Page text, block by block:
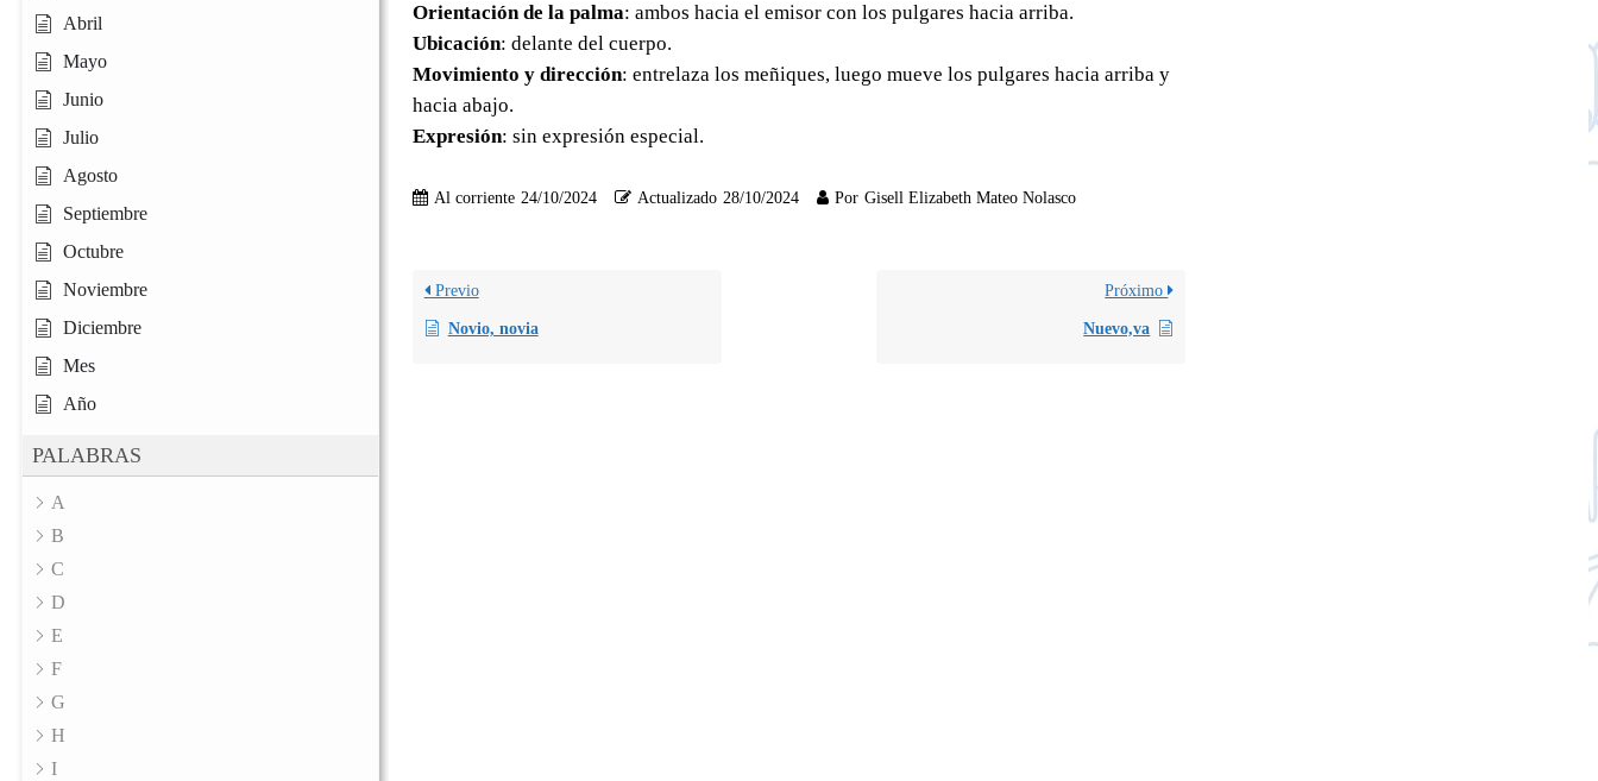
Abril
Mayo
Junio
Julio
Agosto
Septiembre
Octubre
Noviembre
Diciembre
Mes
Año
PALABRAS
A
B
C
D
E
F
G
H
I
Orientación de la palma: ambos hacia el emisor con los pulgares hacia arriba.
Ubicación: delante del cuerpo.
Movimiento y dirección: entrelaza los meñiques, luego mueve los pulgares hacia arriba y
hacia abajo.
Expresión: sin expresión especial.
Al corriente 24/10/2024 Actualizado 28/10/2024 Por Gisell Elizabeth Mateo Nolasco
Previo
Novio, novia
Próximo
Nuevo,va